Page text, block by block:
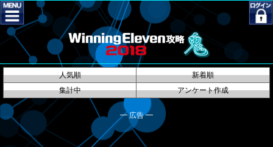
人気順
新着順
集計中
アンケート作成
━ 広告 ━